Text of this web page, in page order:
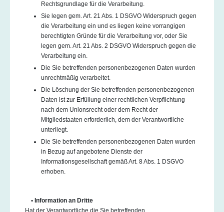
Rechtsgrundlage für die Verarbeitung.
Sie legen gem. Art. 21 Abs. 1 DSGVO Widerspruch gegen
die Verarbeitung ein und es liegen keine vorrangigen
berechtigten Gründe für die Verarbeitung vor, oder Sie
legen gem. Art. 21 Abs. 2 DSGVO Widerspruch gegen die
Verarbeitung ein.
Die Sie betreffenden personenbezogenen Daten wurden
unrechtmäßig verarbeitet.
Die Löschung der Sie betreffenden personenbezogenen
Daten ist zur Erfüllung einer rechtlichen Verpflichtung
nach dem Unionsrecht oder dem Recht der
Mitgliedstaaten erforderlich, dem der Verantwortliche
unterliegt.
Die Sie betreffenden personenbezogenen Daten wurden
in Bezug auf angebotene Dienste der
Informationsgesellschaft gemäß Art. 8 Abs. 1 DSGVO
erhoben.
• Information an Dritte